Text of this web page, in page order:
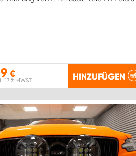
€
17 % MWST. HINZUFÜGEN